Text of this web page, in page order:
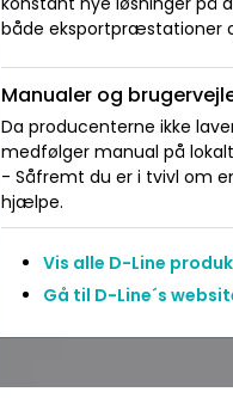
både eksportpræstationer
Manualer og
Da producenterne ikke
medfølger manual på
- Såfremt du er i tvivl om
hjælpe.
Vis alle D-Line
Gå til D-Line´s